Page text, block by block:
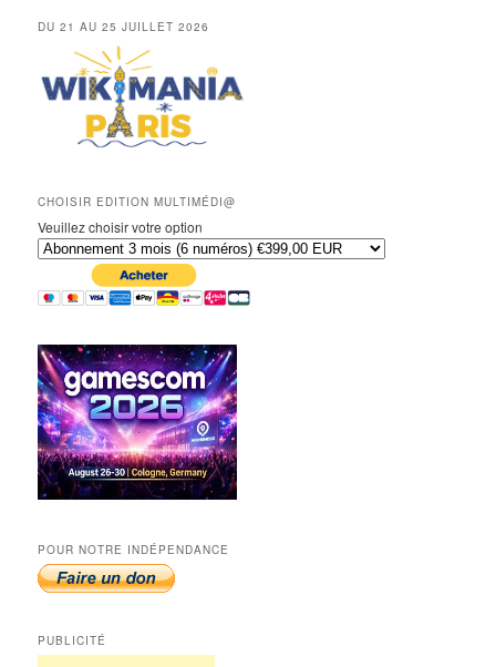
DU 21 AU 25 JUILLET 2026
CHOISIR EDITION MULTIMÉDI@
Veuillez choisir votre option
POUR NOTRE INDÉPENDANCE
PUBLICITÉ